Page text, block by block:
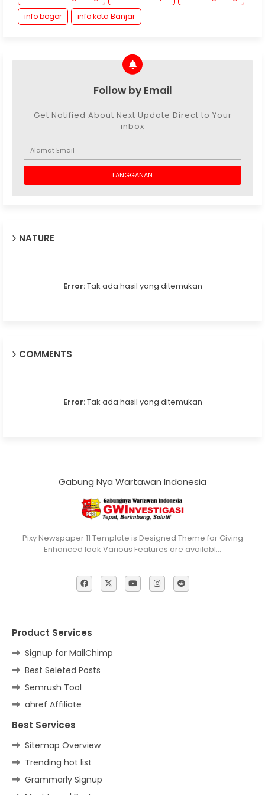
info bogor
info kota Banjar
Follow by Email
Get Notified About Next Update Direct to Your
inbox
NATURE
Error:Tak ada hasil yang ditemukan
COMMENTS
Error:Tak ada hasil yang ditemukan
Gabung Nya Wartawan Indonesia
Pixy Newspaper 11 Template is Designed Theme for Giving
Enhanced look Various Features are availabl…
Product Services
Signup for MailChimp
Best Seleted Posts
Semrush Tool
ahref Affiliate
Best Services
Sitemap Overview
Trending hot list
Grammarly Signup